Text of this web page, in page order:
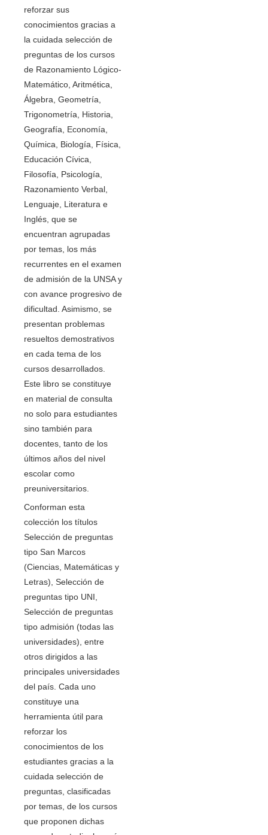
reforzar sus
conocimientos gracias a
la cuidada selección de
preguntas de los cursos
de Razonamiento Lógico-
Matemático, Aritmética,
Álgebra, Geometría,
Trigonometría, Historia,
Geografía, Economía,
Química, Biología, Física,
Educación Cívica,
Filosofía, Psicología,
Razonamiento Verbal,
Lenguaje, Literatura e
Inglés, que se
encuentran agrupadas
por temas, los más
recurrentes en el examen
de admisión de la UNSA y
con avance progresivo de
dificultad. Asimismo, se
presentan problemas
resueltos demostrativos
en cada tema de los
cursos desarrollados.
Este libro se constituye
en material de consulta
no solo para estudiantes
sino también para
docentes, tanto de los
últimos años del nivel
escolar como
preuniversitarios.
Conforman esta
colección los títulos
Selección de preguntas
tipo San Marcos
(Ciencias, Matemáticas y
Letras), Selección de
preguntas tipo UNI,
Selección de preguntas
tipo admisión (todas las
universidades), entre
otros dirigidos a las
principales universidades
del país. Cada uno
constituye una
herramienta útil para
reforzar los
conocimientos de los
estudiantes gracias a la
cuidada selección de
preguntas, clasificadas
por temas, de los cursos
que proponen dichas